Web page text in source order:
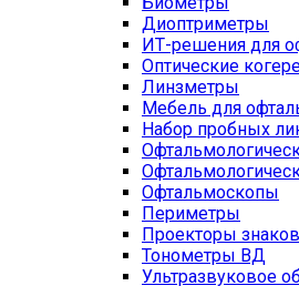
Диоптриметры
ИТ-решения для
Оптические
Линзметры
Мебель для
Набор пробных
Офтальмоскопы
Периметры
Проекторы знаков
Тонометры ВД
Ультразвуковое